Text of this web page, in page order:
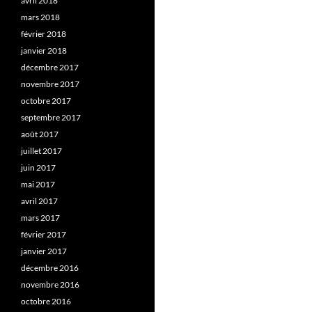
mars 2018
février 2018
janvier 2018
décembre 2017
novembre 2017
octobre 2017
septembre 2017
août 2017
juillet 2017
juin 2017
mai 2017
avril 2017
mars 2017
février 2017
janvier 2017
décembre 2016
novembre 2016
octobre 2016